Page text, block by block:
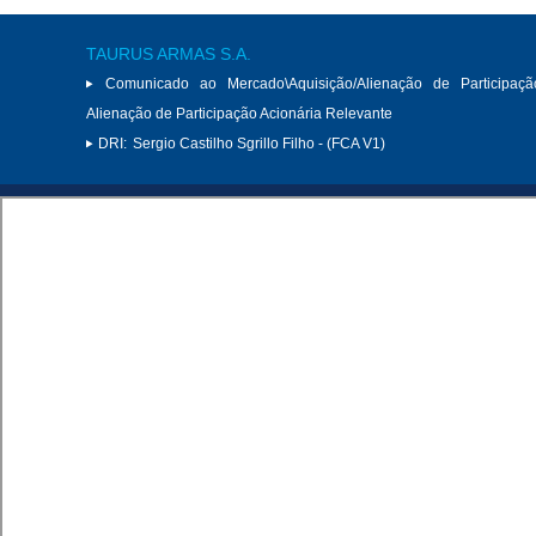
TAURUS ARMAS S.A.
Comunicado ao Mercado\Aquisição/Alienação de
Alienação de Participação Acionária Relevante
DRI: Sergio Castilho Sgrillo Filho - (FCA V1)